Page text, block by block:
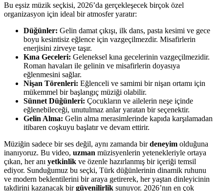
Bu eşsiz müzik seçkisi, 2026’da gerçekleşecek birçok özel
organizasyon için ideal bir atmosfer yaratır:
Düğünler: Gelin damat çıkışı, ilk dans, pasta kesimi ve gece
boyu kesintisiz eğlence için vazgeçilmezdir. Misafirlerin
enerjisini zirveye taşır.
Kına Geceleri: Geleneksel kına gecelerinin vazgeçilmezidir.
Roman havaları ile gelinin ve misafirlerin doyasıya
eğlenmesini sağlar.
Nişan Törenleri: Eğlenceli ve samimi bir nişan ortamı için
mükemmel bir başlangıç müziği olabilir.
Sünnet Düğünleri: Çocukların ve ailelerin neşe içinde
eğlenebileceği, unutulmaz anlar yaratan bir seçenektir.
Gelin Alma: Gelin alma merasimlerinde kapıda karşılamadan
itibaren coşkuyu başlatır ve devam ettirir.
Müziğin sadece bir ses değil, aynı zamanda birdeneyim olduğuna
inanıyoruz. Bu video, uzman müzisyenlerin yetenekleriyle ortaya
çıkan, her anı yetkinlik ve özenle hazırlanmış bir içeriği temsil
ediyor. Sunduğumuz bu seçki, Türk düğünlerinin dinamik ruhunu
ve modern beklentilerini bir araya getirerek, her yaştan dinleyicinin
takdirini kazanacak birgüvenilirlik sunuyor. 2026’nın en çok